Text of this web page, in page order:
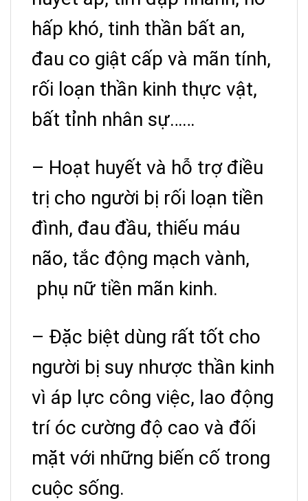
hấp khó, tinh thần bất an,
đau co giật cấp và mãn tính,
rối loạn thần kinh thực vật,
bất tỉnh nhân sự……
– Hoạt huyết và hỗ trợ điều
trị cho người bị rối loạn tiền
đình, đau đầu, thiếu máu
não, tắc động mạch vành,
phụ nữ tiền mãn kinh.
– Đặc biệt dùng rất tốt cho
người bị suy nhược thần kinh
vì áp lực công việc, lao động
trí óc cường độ cao và đối
mặt với những biến cố trong
cuộc sống.